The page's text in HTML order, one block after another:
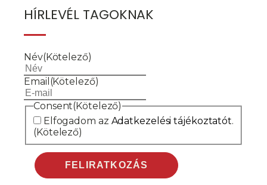
HÍRLEVÉL TAGOKNAK
Név(Kötelező)
Email (Kötelező)
Consent(Kötelező)
Elfogadom az Adatkezelési tájékoztatót.
(Kötelező)